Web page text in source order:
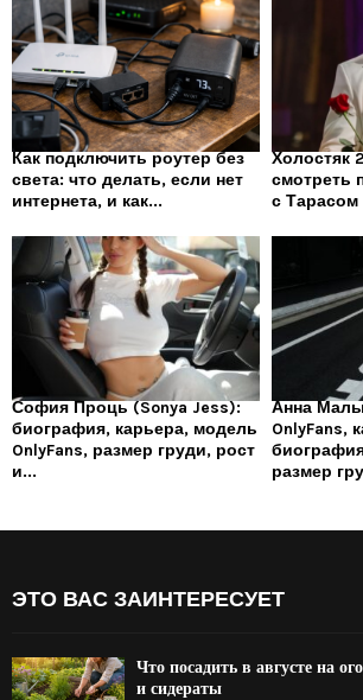
Как подключить роутер без
света: что делать, если нет
интернета, и как...
Холостяк
смотреть
с
София Проць (Sonya Jess):
биография, карьера, модель
OnlyFans, размер груди, рост
и...
Анна
OnlyFans,
размер
ЭТО ВАС ЗАИНТЕРЕСУЕТ
Что посадить в августе на
и сидераты